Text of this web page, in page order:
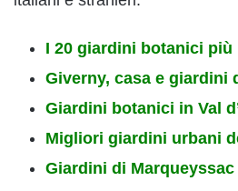
I 20 giardini botanici
Giverny, casa e giardini
Giardini botanici in Val
Migliori giardini urbani
Giardini di Marqueyssac